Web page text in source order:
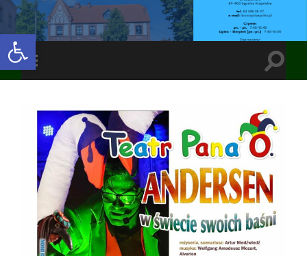
Open toolbar
Toggle
mobile
Toggle